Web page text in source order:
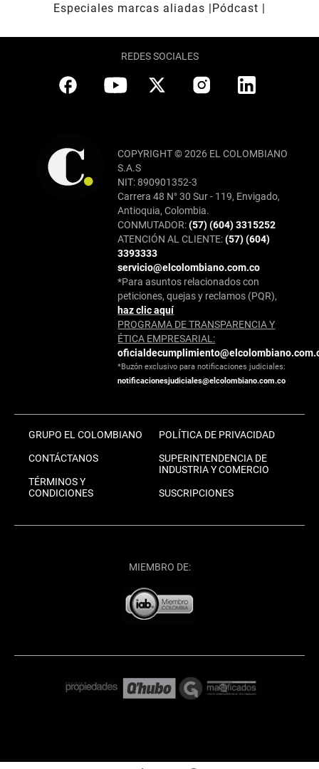
Especiales marcas aliadas
Pódcast
REDES SOCIALES
COPYRIGHT © 2026 EL COLOMBIANO
S.A.S
NIT: 890901352-3
Carrera 48 N° 30 Sur - 119, Envigado,
Antioquia, Colombia.
CONMUTADOR:(57) (604) 3315252
ATENCIÓN AL CLIENTE:(57) (604)
3393333
servicio@elcolombiano.com.co
*Para asuntos relacionados con
peticiones, quejas y reclamos (PQR),
haz clic aquí
PROGRAMA DE TRANSPARENCIA Y
ÉTICA EMPRESARIAL:
*Buzón exclusivo para notificaciones judiciales:
notificacionesjudiciales@elcolombiano.com.co
GRUPO EL COLOMBIANO
CONTÁCTANOS
TÉRMINOS Y
CONDICIONES
POLÍTICA DE PRIVACIDAD
SUPERINTENDENCIA DE
INDUSTRIA Y COMERCIO
SUSCRIPCIONES
MIEMBRO DE: